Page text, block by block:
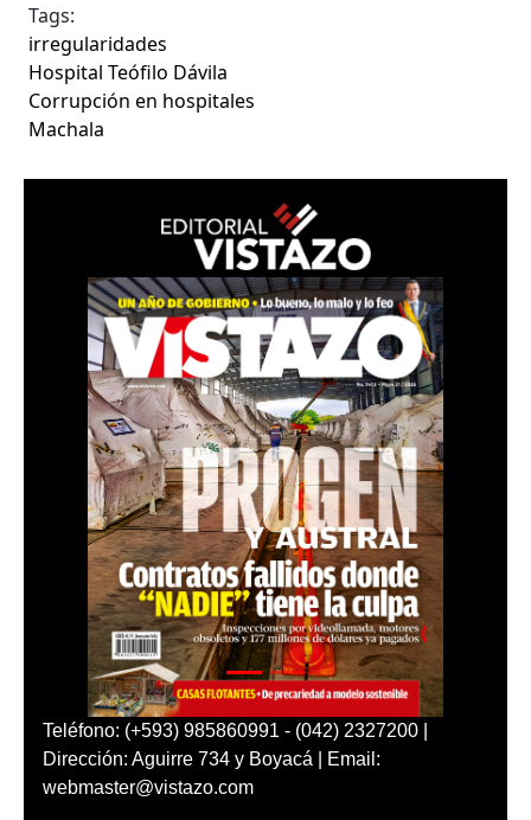
Tags:
irregularidades
Hospital Teófilo Dávila
Corrupción en hospitales
Machala
Teléfono: (+593) 985860991 - (042) 2327200 |
Dirección: Aguirre 734 y Boyacá | Email:
webmaster@vistazo.com